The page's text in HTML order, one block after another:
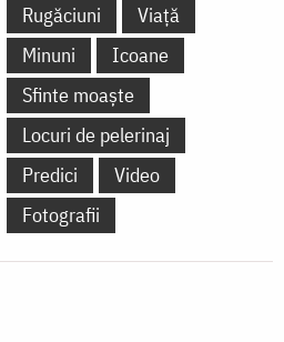
Rugăciuni
Viață
Minuni
Icoane
Sfinte moaște
Locuri de pelerinaj
Predici
Video
Fotografii